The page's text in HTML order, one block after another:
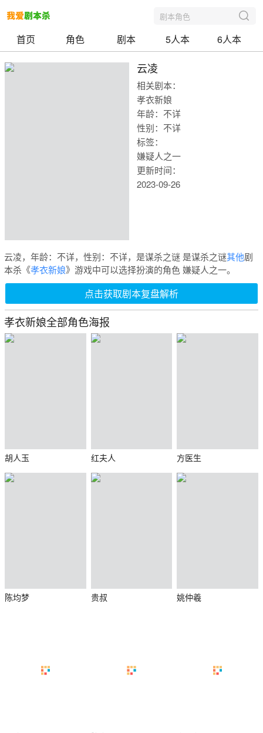
我爱剧本
剧本角色
首页 角色 剧本 5人本 6人本
云凌
相关剧本：
孝衣新娘
年龄：不详
性别：不详
标签：
嫌疑人之一
更新时间：
2023-09-26
云凌，年龄：不详，性别：不详，是谋杀之谜 是谋杀之谜其他剧
本杀《孝衣新娘》游戏中可以选择扮演的角色 嫌疑人之一。
点击获取剧本复盘解析
孝衣新娘全部角色海报
胡人玉 红夫人 方医生
陈均梦 贵叔 姚仲羲